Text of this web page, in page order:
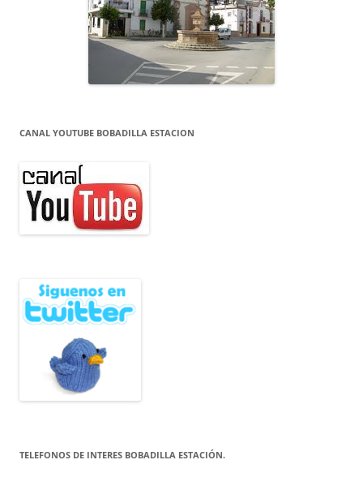
CANAL YOUTUBE BOBADILLA ESTACION
TELEFONOS DE INTERES BOBADILLA ESTACIÓN.